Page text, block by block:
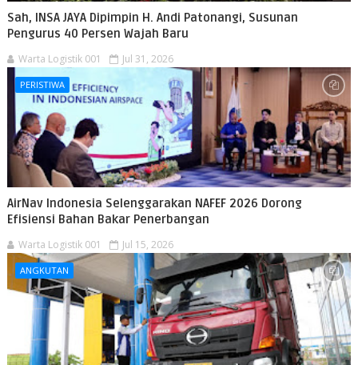
Sah, INSA JAYA Dipimpin H. Andi Patonangi, Susunan
Pengurus 40 Persen Wajah Baru
Warta Logistik 001 Jul 31, 2026
PERISTIWA
AirNav Indonesia Selenggarakan NAFEF 2026 Dorong
Efisiensi Bahan Bakar Penerbangan
Warta Logistik 001 Jul 15, 2026
ANGKUTAN